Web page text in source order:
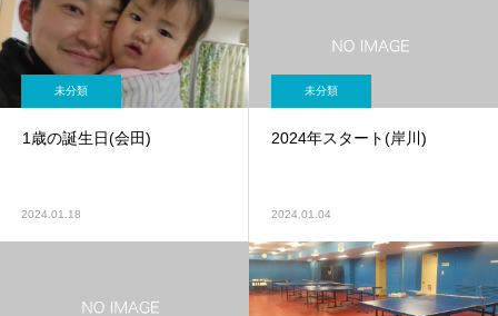
未分類
1歳の誕生日(会田)
2024.01.18
未分類
2024年スタート(岸川)
2024.01.04